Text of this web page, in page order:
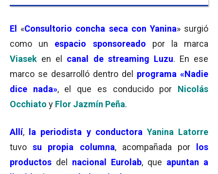
El «Consultorio concha seca con Yanina» surgió
como un espacio sponsoreado por la marca
Viasek en el canal de streaming Luzu. En ese
marco se desarrolló dentro del programa «Nadie
dice nada», el que es conducido por Nicolás
Occhiato y Flor Jazmín Peña.
Allí, la periodista y conductora Yanina Latorre
tuvosu propia columna, acompañada por
los
productos del nacional Eurolab, que apuntan a